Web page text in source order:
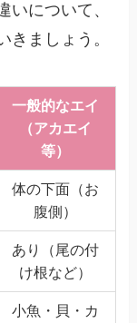
いについて、
きましょう。
一般的なエイ
（アカエイ
等）
体の下面（お
腹側）
あり（尾の付
け根など）
小魚・貝・カ